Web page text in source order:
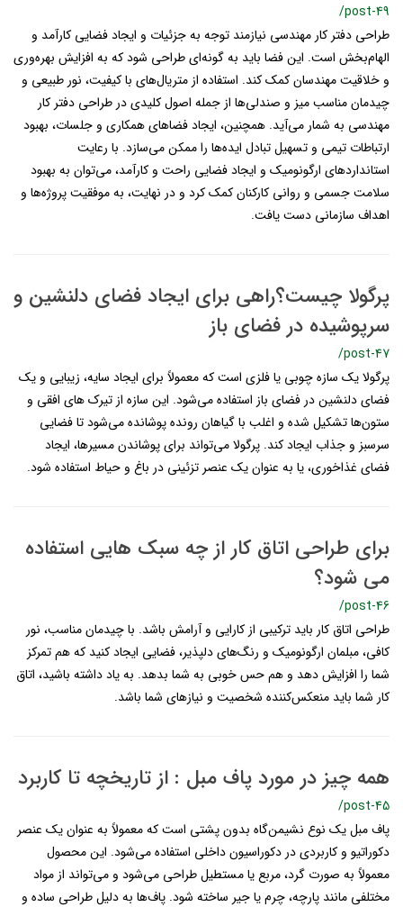
/post-49
طراحی دفتر کار مهندسی نیازمند توجه به جزئیات و ایجاد فضایی کارآمد و
الهام‌بخش است. این فضا باید به گونه‌ای طراحی شود که به افزایش بهره‌وری
و خلاقیت مهندسان کمک کند. استفاده از متریال‌های با کیفیت، نور طبیعی و
چیدمان مناسب میز و صندلی‌ها از جمله اصول کلیدی در طراحی دفتر کار
مهندسی به شمار می‌آید. همچنین، ایجاد فضاهای همکاری و جلسات، بهبود
ارتباطات تیمی و تسهیل تبادل ایده‌ها را ممکن می‌سازد. با رعایت
استانداردهای ارگونومیک و ایجاد فضایی راحت و کارآمد، می‌توان به بهبود
سلامت جسمی و روانی کارکنان کمک کرد و در نهایت، به موفقیت پروژه‌ها و
اهداف سازمانی دست یافت.
پرگولا چیست؟راهی برای ایجاد فضای دلنشین و
سرپوشیده در فضای باز
/post-47
پرگولا یک سازه چوبی یا فلزی است که معمولاً برای ایجاد سایه، زیبایی و یک
فضای دلنشین در فضای باز استفاده می‌شود. این سازه از تیرک های افقی و
ستون‌ها تشکیل شده و اغلب با گیاهان رونده پوشانده می‌شود تا فضایی
سرسبز و جذاب ایجاد کند. پرگولا می‌تواند برای پوشاندن مسیرها، ایجاد
فضای غذاخوری، یا به عنوان یک عنصر تزئینی در باغ و حیاط استفاده شود.
برای طراحی اتاق کار از چه سبک هایی استفاده
می شود؟
/post-46
طراحی اتاق کار باید ترکیبی از کارایی و آرامش باشد. با چیدمان مناسب، نور
کافی، مبلمان ارگونومیک و رنگ‌های دلپذیر، فضایی ایجاد کنید که هم تمرکز
شما را افزایش دهد و هم حس خوبی به شما بدهد. به یاد داشته باشید، اتاق
کار شما باید منعکس‌کننده شخصیت و نیازهای شما باشد.
همه چیز در مورد پاف مبل : از تاریخچه تا کاربرد
/post-45
پاف مبل یک نوع نشیمن‌گاه بدون پشتی است که معمولاً به عنوان یک عنصر
دکوراتیو و کاربردی در دکوراسیون داخلی استفاده می‌شود. این محصول
معمولاً به صورت گرد، مربع یا مستطیل طراحی می‌شود و می‌تواند از مواد
مختلفی مانند پارچه، چرم یا جیر ساخته شود. پاف‌ها به دلیل طراحی ساده و